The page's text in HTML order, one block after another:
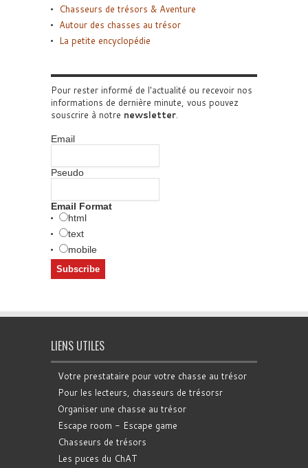
Chasseurs de trésors & Aventure
Autour des chasses au trésor
La petite encyclopédie
Pour rester informé de l'actualité ou recevoir nos
informations de dernière minute, vous pouvez
souscrire à notre newsletter.
Email
Pseudo
Email Format
html
text
mobile
LIENS UTILES
Votre prestataire pour votre chasse au trésor
Pour les lecteurs, chasseurs de trésorsr
Organiser une chasse au trésor
Escape room - Escape game
Chasseurs de trésors
Les puces du ChAT